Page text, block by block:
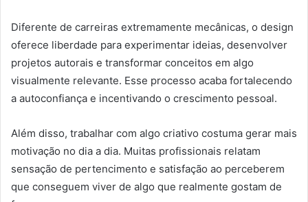
Diferente de carreiras extremamente mecânicas, o design
oferece liberdade para experimentar ideias, desenvolver
projetos autorais e transformar conceitos em algo
visualmente relevante. Esse processo acaba fortalecendo
a autoconfiança e incentivando o crescimento pessoal.
Além disso, trabalhar com algo criativo costuma gerar mais
motivação no dia a dia. Muitas profissionais relatam
sensação de pertencimento e satisfação ao perceberem
que conseguem viver de algo que realmente gostam de